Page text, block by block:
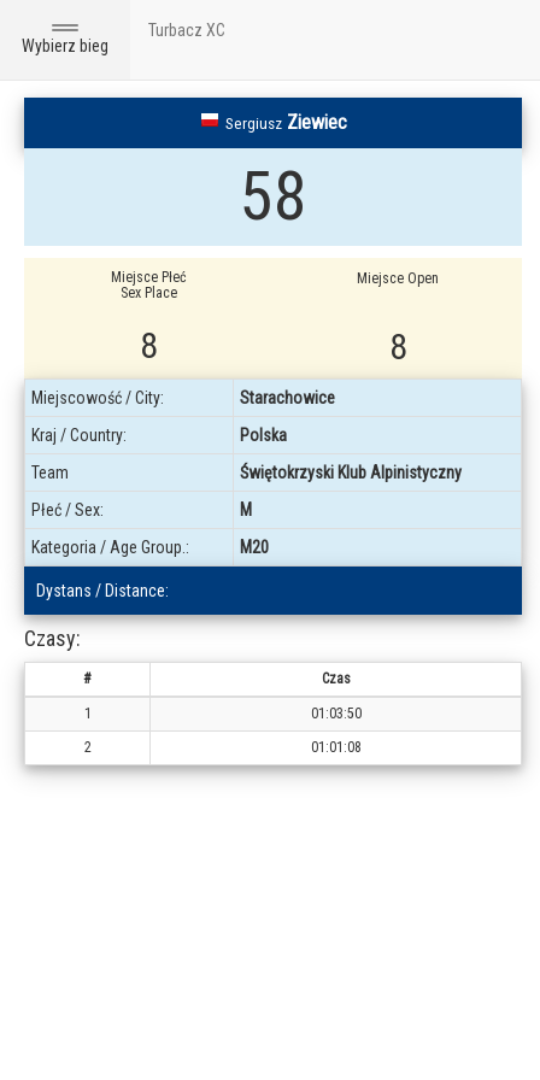
Toggle
navigation
Wybierz bieg
Turbacz XC
Sergiusz Ziewiec
58
Miejsce Płeć
Sex Place
8
Miejsce Open
8
Miejscowość / City:
Starachowice
Kraj / Country:
Polska
Team
Świętokrzyski Klub Alpinistyczny
Płeć / Sex:
M
Kategoria / Age Group.:
M20
Dystans / Distance:
Czasy:
# Czas
1
01:03:50
2
01:01:08